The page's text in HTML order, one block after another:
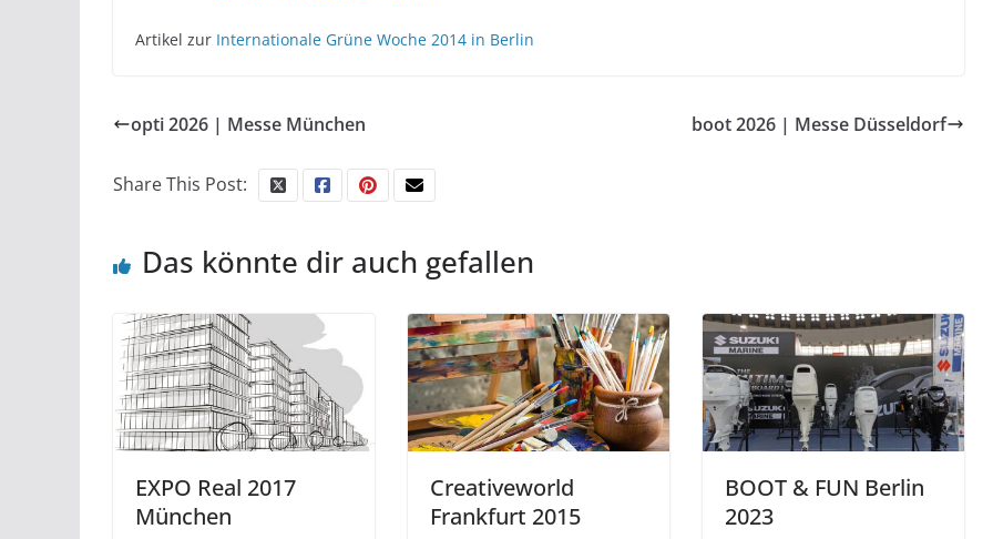
Artikel zur Internationale Grüne Woche 2014 in Berlin
opti 2026 | Messe München boot 2026 | Messe Düsseldorf
Share This Post:
Das könnte dir auch gefallen
EXPO Real 2017
München
Creativeworld
Frankfurt 2015
BOOT & FUN Berlin
2023